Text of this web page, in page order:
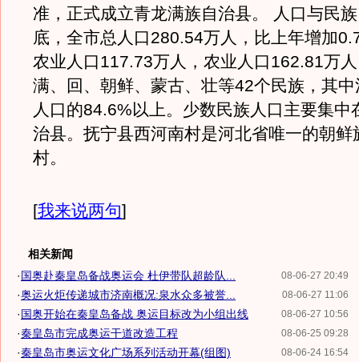
准，正式成立青龙满族自治县。 人口与民
底，全市总人口280.54万人，比上年增加
农业人口117.73万人，农业人口162.81万
满、回、朝鲜、蒙古、壮等42个民族，其
人口的84.6%以上。少数民族人口主要集中
治县。抚宁县西河南村是河北省唯一的朝鲜
村。
[我来说两句]
相关新闻
08-06-27 20:49
·国奥赴秦皇岛备战奥运会 杜伊带队超龄队...
08-06-27 11:06
·奥运火炬传递城市济南概况:泉水众多被誉...
08-06-27 10:56
·国奥开始在秦皇岛备战 奥运目标改为小组出线
08-06-25 09:28
·秦皇岛市完成奥运干道改造工程
08-06-24 16:54
·秦皇岛市奥运文化广场系列活动开幕(组图)